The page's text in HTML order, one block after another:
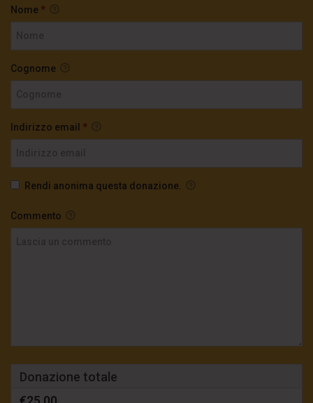
Nome *
Cognome
Indirizzo email *
Rendi anonima questa donazione.
Commento
Donazione totale